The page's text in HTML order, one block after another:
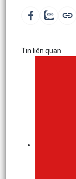
Tin liên quan